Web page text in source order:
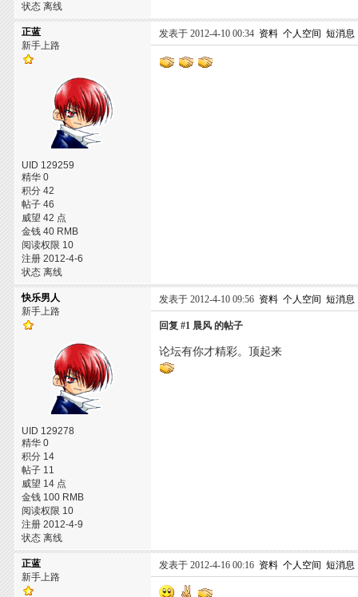
状态 离线
正蓝
新手上路
UID 129259
精华 0
积分 42
帖子 46
威望 42 点
金钱 40 RMB
阅读权限 10
注册 2012-4-6
状态 离线
发表于 2012-4-10 00:34 资料 个人空间 短消息
快乐男人
新手上路
UID 129278
精华 0
积分 14
帖子 11
威望 14 点
金钱 100 RMB
阅读权限 10
注册 2012-4-9
状态 离线
发表于 2012-4-10 09:56 资料 个人空间 短消息
回复 #1 晨风 的帖子
论坛有你才精彩。顶起来
正蓝
新手上路
发表于 2012-4-16 00:16 资料 个人空间 短消息